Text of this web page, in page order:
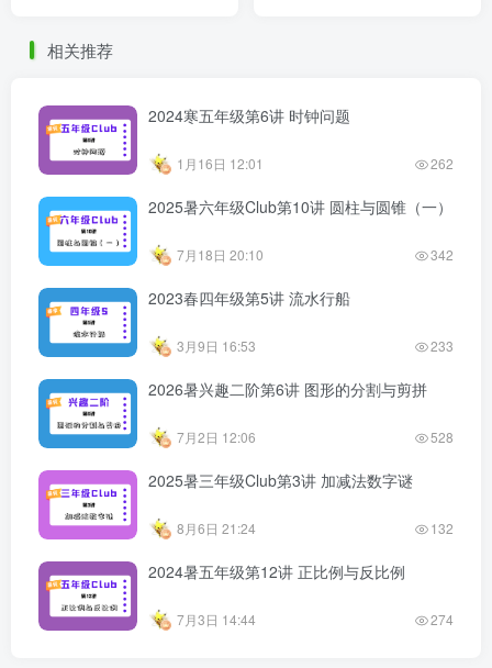
相关推荐
2024寒五年级第6讲 时钟问题
1月16日 12:01 262
2025暑六年级Club第10讲 圆柱与圆锥（一）
7月18日 20:10 342
2023春四年级第5讲 流水行船
3月9日 16:53 233
2026暑兴趣二阶第6讲 图形的分割与剪拼
7月2日 12:06 528
2025暑三年级Club第3讲 加减法数字谜
8月6日 21:24 132
2024暑五年级第12讲 正比例与反比例
7月3日 14:44 274